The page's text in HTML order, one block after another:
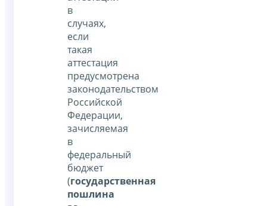
в
случаях,
если
такая
аттестация
предусмотрена
законодательством
Российской
Федерации,
зачисляемая
в
федеральный
бюджет
(государственная
пошлина